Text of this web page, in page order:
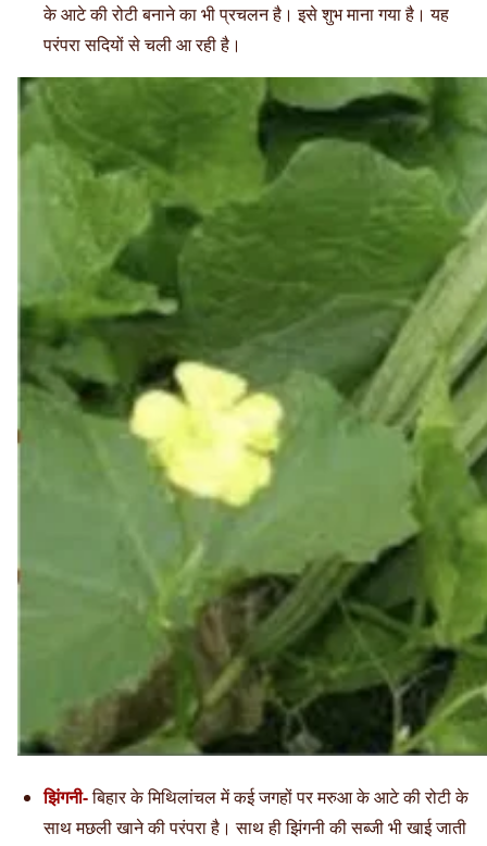
के आटे की रोटी बनाने का भी प्रचलन है। इसे शुभ माना गया है। यह
परंपरा सदियों से चली आ रही है।
झिंगनी-बिहार के मिथिलांचल में कई जगहों पर मरुआ के आटे की रोटी के
साथ मछली खाने की परंपरा है। साथ ही झिंगनी की सब्जी भी खाई जाती